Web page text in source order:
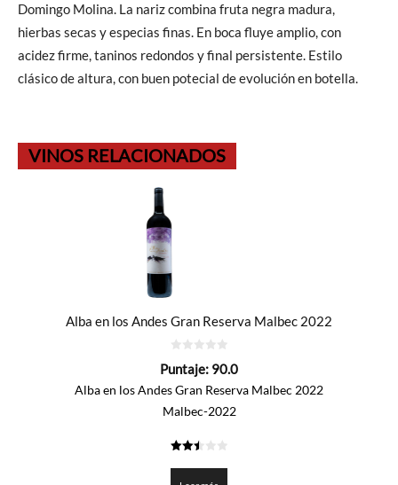
Domingo Molina. La nariz combina fruta negra madura,
hierbas secas y especias finas. En boca fluye amplio, con
acidez firme, taninos redondos y final persistente. Estilo
clásico de altura, con buen potecial de evolución en botella.
VINOS RELACIONADOS
Alba en los Andes Gran Reserva Malbec 2022
de
Puntaje: 90.0
Alba en los Andes Gran Reserva Malbec 2022
Malbec-2022